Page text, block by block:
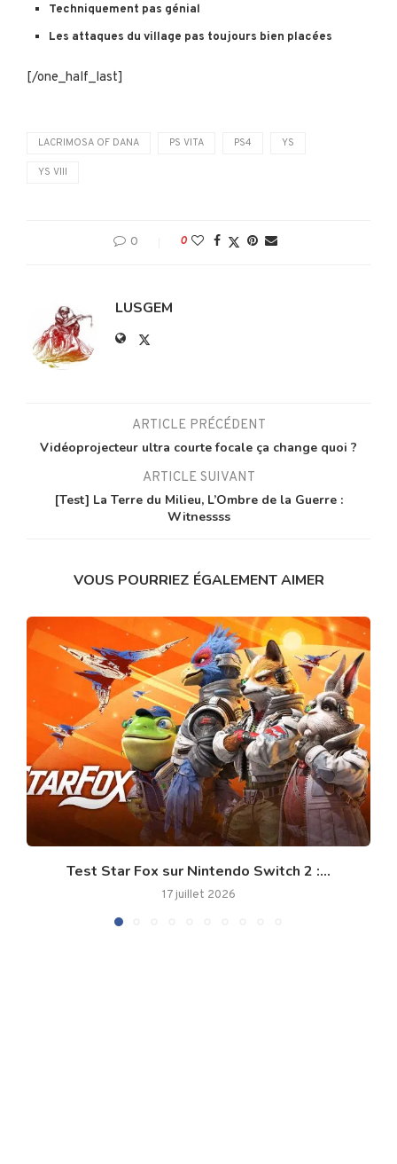
Techniquement pas génial
Les attaques du village pas toujours bien placées
[/one_half_last]
LACRIMOSA OF DANA PS VITA PS4 YS
YS VIII
0 0
LUSGEM
ARTICLE PRÉCÉDENT
Vidéoprojecteur ultra courte focale ça change quoi ?
ARTICLE SUIVANT
[Test] La Terre du Milieu, L’Ombre de la Guerre :
Witnessss
VOUS POURRIEZ ÉGALEMENT AIMER
Test Star Fox sur Nintendo Switch 2 :...
17 juillet 2026